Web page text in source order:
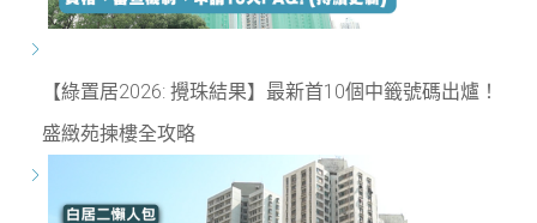
【綠置居2026: 攪珠結果】最新首10個中籤號碼出爐！
盛緻苑揀樓全攻略